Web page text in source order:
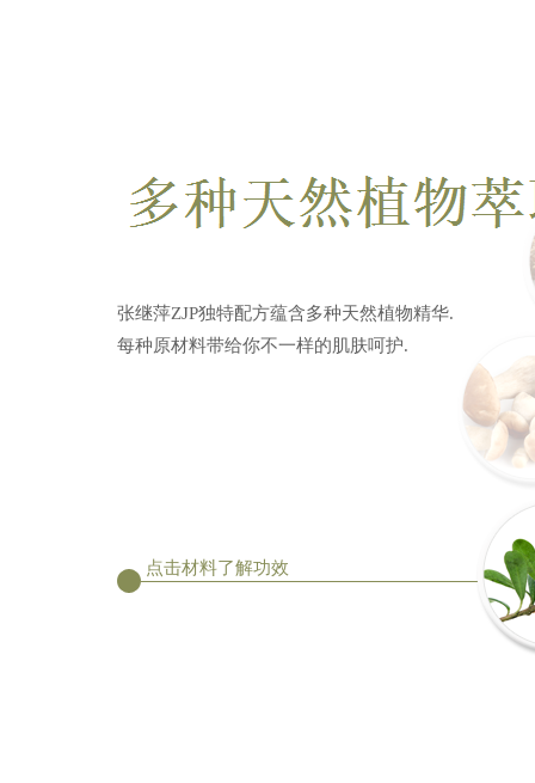
张继萍ZJP独特配方蕴含多种天然植物精华.
每种原材料带给你不一样的肌肤呵护.
点击材料了解功效